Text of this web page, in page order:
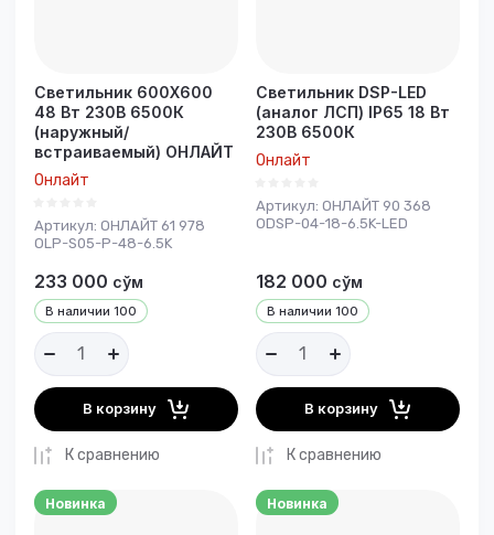
Светильник 600Х600
48 Вт 230В 6500К
(наружный/
встраиваемый) ОНЛАЙТ
Онлайт
Артикул: ОНЛАЙТ 61 978
OLP-S05-P-48-6.5K
В наличии 100
233 000 сўм
В корзину
К сравнению
Светильник DSP-LED
(аналог ЛСП) IP65 18 Вт
230В 6500К
Онлайт
Артикул: ОНЛАЙТ 90 368
ODSP-04-18-6.5K-LED
В наличии 100
182 000 сўм
В корзину
К сравнению
Новинка Новинка